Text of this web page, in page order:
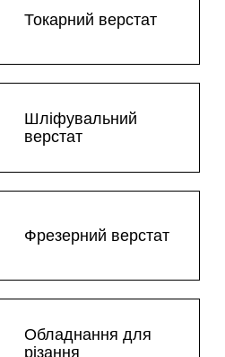
Токарний верстат
Шліфувальний
верстат
Фрезерний верстат
Обладнання для
різання